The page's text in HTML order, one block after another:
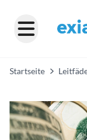
Startseite